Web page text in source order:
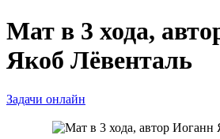
Мат в 3 хода,
Якоб Лёвенталь
Задачи онлайн